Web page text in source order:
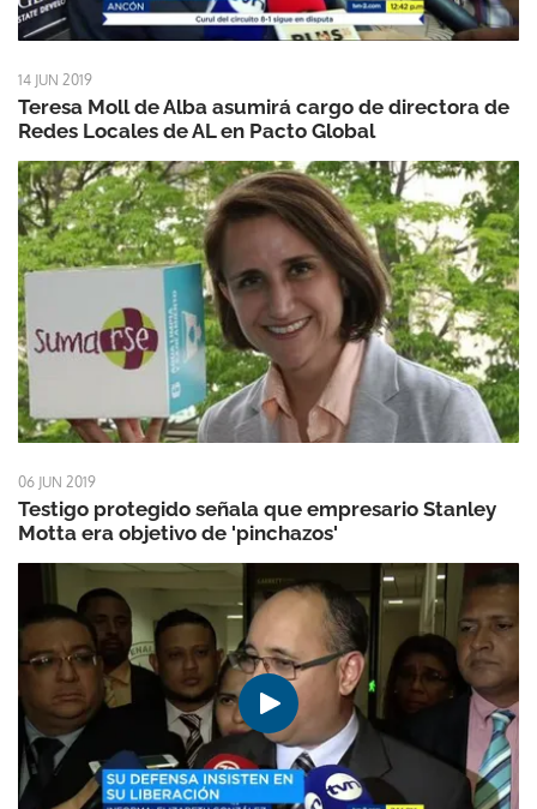
14 JUN 2019
Teresa Moll de Alba asumirá cargo de directora de
Redes Locales de AL en Pacto Global
06 JUN 2019
Testigo protegido señala que empresario Stanley
Motta era objetivo de 'pinchazos'